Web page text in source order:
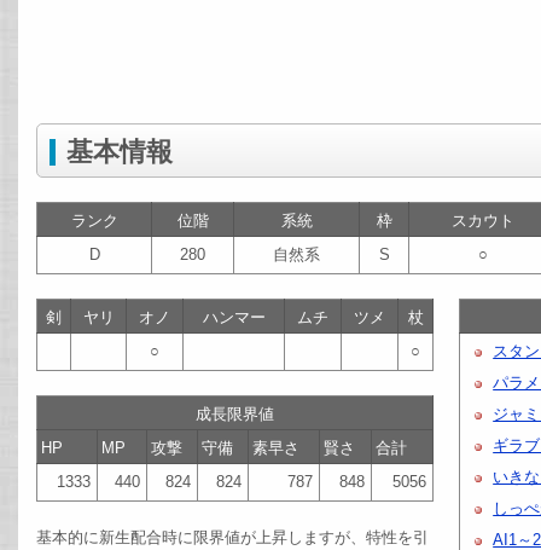
基本情報
ランク 位階 系統 枠
スカウト
D
280 自然系 S ○
剣 ヤリ オノ ハンマー ムチ ツメ
杖
○
○
成長限界値
HP
MP 攻撃 守備 素早さ 賢さ
合計
1333
440 824 824 787 848 5056
基本的に新生配合時に限界値が上昇しますが、特性を引
スタ
パラ
ジャ
ギラ
いき
しっ
AI1～